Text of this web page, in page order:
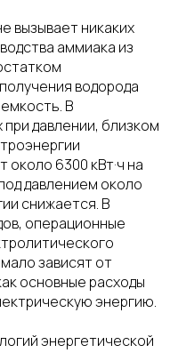
вызывает никаких
аммиака из
водорода
В
давлении, близком
6300 кВт·ч на
давлением около
снижается. В
операционные
зависят от
основные расходы
энергию.
энергетической